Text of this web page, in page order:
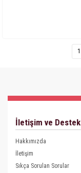
1
İletişim ve Destek
Hakkımızda
İletişim
Sıkça Sorulan Sorular